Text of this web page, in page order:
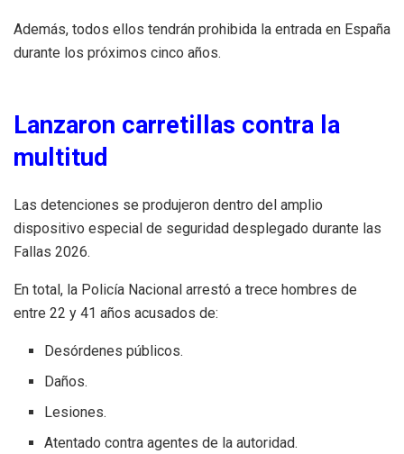
Además, todos ellos tendrán prohibida la entrada en España
durante los próximos cinco años.
Lanzaron carretillas contra la
multitud
Las detenciones se produjeron dentro del amplio
dispositivo especial de seguridad desplegado durante las
Fallas 2026.
En total, la Policía Nacional arrestó a trece hombres de
entre 22 y 41 años acusados de:
Desórdenes públicos.
Daños.
Lesiones.
Atentado contra agentes de la autoridad.